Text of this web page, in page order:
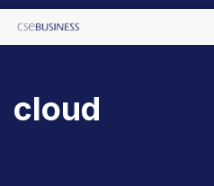
content
cloud